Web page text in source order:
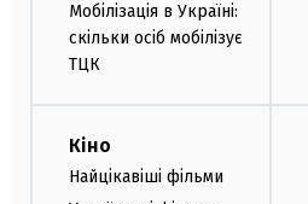
Мобілізація в Україні:
скільки осіб мобілізує
ТЦК
Кіно
Найцікавіші фільми